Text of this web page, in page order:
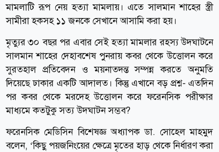
মামলাটি রূপ নেয় হত্যা মামলায়। এতে সালমান শাহের স্ত্রী
সামীরা হকসহ ১১ জনকে সেখানে আসামি করা হয়।
মৃত্যুর ৩০ বছর পর এবার সেই হত্যা মামলার রহস্য উদঘাটনে
সালমান শাহের দেহাবশেষ পুনরায় কবর থেকে উত্তোলন করে
সুরতহাল প্রতিবেদন ও ময়নাতদন্ত সম্পন্ন করতে অনুমতি
দিয়েছে ঢাকার একটি আদালত। কিন্তু এখানে বড় প্রশ্ন- এতদিন
পর কবর থেকে মরদেহ উত্তোলন করে ফরেনসিক পরীক্ষার
মাধ্যমে কতটুকু সত্য উদঘাটন সম্ভব?
ফরেনসিক মেডিসিন বিশেষজ্ঞ অধ্যাপক ডা. সোহেল মাহমুদ
বলেন, ‘কিছু পয়জনিংয়ের ক্ষেত্রে মৃতের হাড় থেকে নির্ধারণ করা